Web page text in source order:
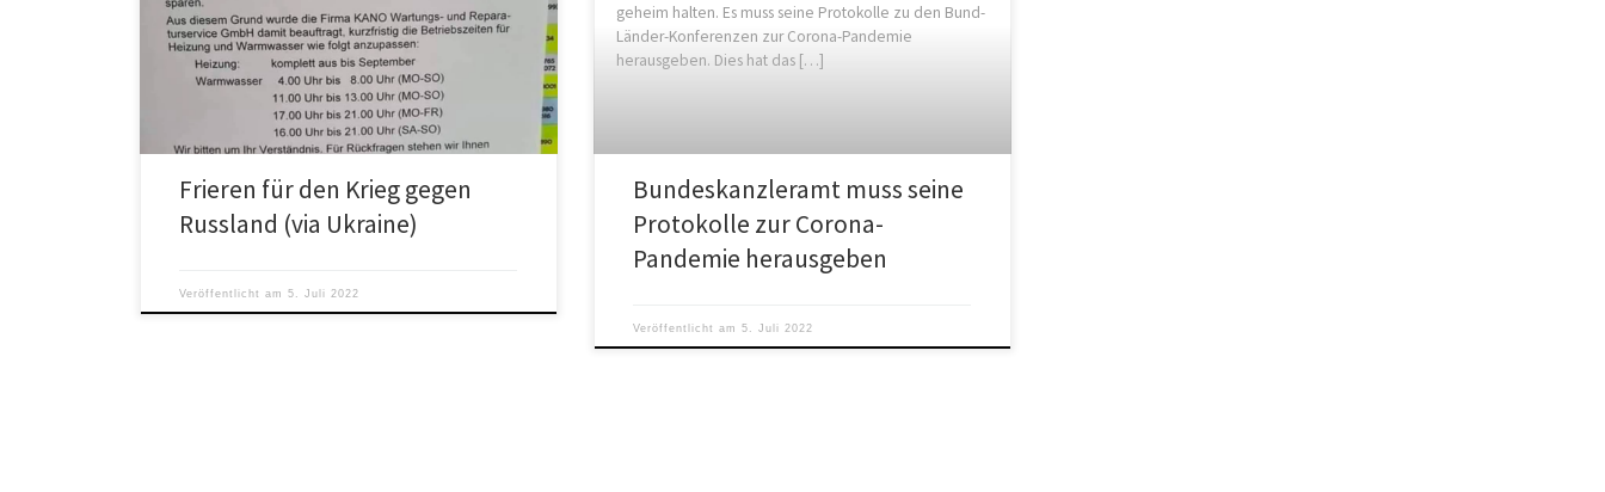
reduziert ab sofort die Versorgung von Mietern mit
Warmwasser, berichtet unter anderem die Zeitung aus
Sachsen […]
Frieren für den Krieg gegen
Russland (via Ukraine)
Veröffentlicht am5. Juli 2022
geheim halten. Es muss seine Protokolle zu den Bund-
Länder-Konferenzen zur Corona-Pandemie
herausgeben. Dies hat das […]
Bundeskanzleramt muss seine
Protokolle zur Corona-
Pandemie herausgeben
Veröffentlicht am5. Juli 2022